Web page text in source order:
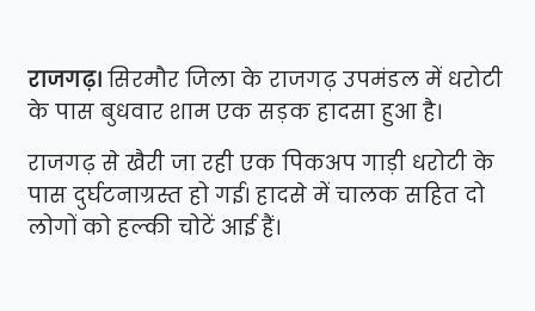
राजगढ़।सिरमौर जिला के राजगढ़ उपमंडल में धरोटी
के पास बुधवार शाम एक सड़क हादसा हुआ है।
राजगढ़ से खैरी जा रही एक पिकअप गाड़ी धरोटी के
पास दुर्घटनाग्रस्त हो गई। हादसे में चालक सहित दो
लोगों को हल्की चोटें आई हैं।